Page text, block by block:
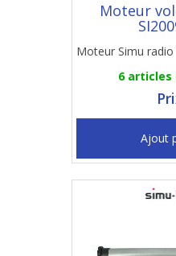
Moteur
Moteur Simu
6 articles
Ajout